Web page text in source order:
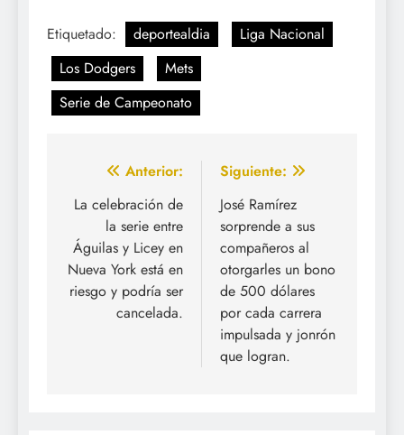
Etiquetado: deportealdia
Liga Nacional
Los Dodgers
Mets
Serie de Campeonato
Navegación
de
entradas
Anterior:
La celebración de
la serie entre
Águilas y Licey en
Nueva York está en
riesgo y podría ser
cancelada.
Siguiente:
José Ramírez
sorprende a sus
compañeros al
otorgarles un bono
de 500 dólares
por cada carrera
impulsada y jonrón
que logran.